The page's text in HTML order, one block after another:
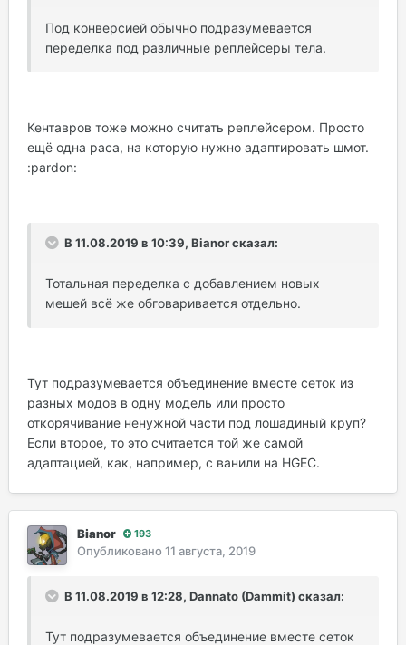
Под конверсией обычно подразумевается
переделка под различные реплейсеры тела.
Кентавров тоже можно считать реплейсером. Просто
ещё одна раса, на которую нужно адаптировать шмот.
:pardon:
В 11.08.2019 в 10:39, Bianor сказал:
Тотальная переделка с добавлением новых
мешей всё же обговаривается отдельно.
Тут подразумевается объединение вместе сеток из
разных модов в одну модель или просто
откорячивание ненужной части под лошадиный круп?
Если второе, то это считается той же самой
адаптацией, как, например, с ванили на HGEC.
Bianor 193
Опубликовано 11 августа, 2019
В 11.08.2019 в 12:28, Dannato (Dammit) сказал:
Тут подразумевается объединение вместе сеток